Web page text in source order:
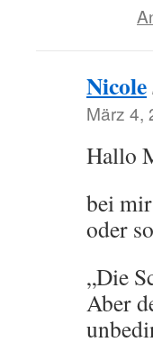
Nicole
März 4,
Hallo
bei
oder
„Die
Aber